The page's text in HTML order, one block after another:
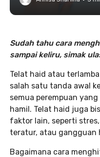
Sudah tahu cara
sampai keliru, simak
Telat haid atau
salah satu tanda awal
semua perempuan
hamil. Telat haid juga
faktor lain, seperti
teratur, atau gangguan
Bagaimana cara